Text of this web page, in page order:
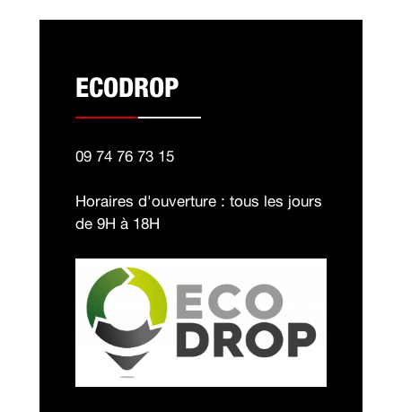
ECODROP
09 74 76 73 15
Horaires d'ouverture : tous les jours
de 9H à 18H